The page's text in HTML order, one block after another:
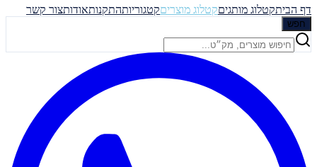
דף הביתקטלוג מותגיםקטלוג מוצריםקטגוריותהתקנותאודותצור קשר
חפש